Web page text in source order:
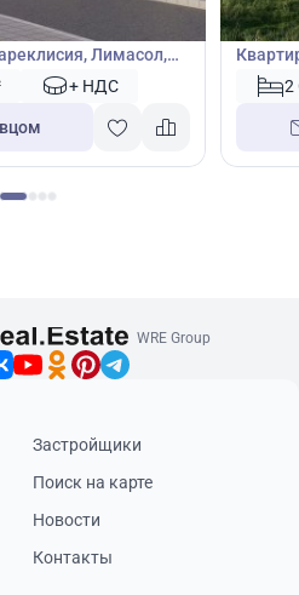
Лимасол,
+ НДС
Кипр2
WRE Group
Застройщики
Поиск на карте
Новости
Контакты